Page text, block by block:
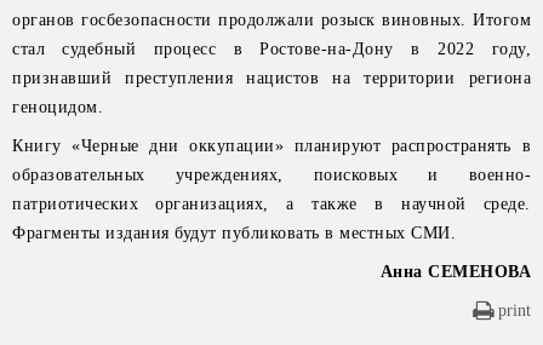
органов госбезопасности продолжали розыск виновных. Итогом
стал судебный процесс в Ростове-на-Дону в 2022 году,
признавший преступления нацистов на территории региона
геноцидом.
Книгу «Черные дни оккупации» планируют распространять в
образовательных учреждениях, поисковых и военно-
патриотических организациях, а также в научной среде.
Фрагменты издания будут публиковать в местных СМИ.
Анна СЕМЕНОВА
print